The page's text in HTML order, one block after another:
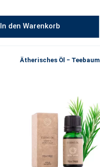
In den Warenkorb
Ätherisches Öl − Teebaum